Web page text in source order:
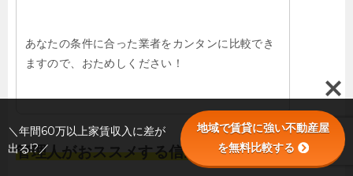
あなたの条件に合った業者をカンタンに比較でき
ますので、おためしください！
管理人がおススメする信頼できる業者を探せる
＼年間60万以上家賃収入に差が
出る!?／
地域で賃貸に強い不動産屋
を無料比較する